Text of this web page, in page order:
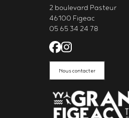
2 boulevard Pasteur
46100 Figeac
05 65 34 24 78
Facebook de
Instagram
Nous contacter